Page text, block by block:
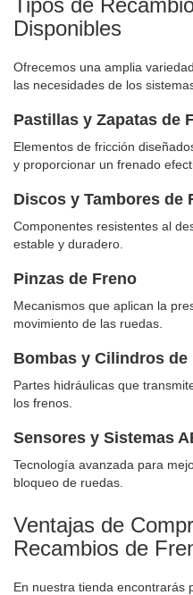
Disponibles
Ofrecemos una amplia
las necesidades de los
Pastillas y Zapatas de
Elementos de fricción
y proporcionar un frenado
Discos y Tambores de
Componentes resistentes al
estable y duradero.
Pinzas de Freno
Mecanismos que aplican la
movimiento de las ruedas.
Bombas y Cilindros de
Partes hidráulicas que
los frenos.
Sensores y Sistemas
Tecnología avanzada para
bloqueo de ruedas.
Ventajas de
Recambios de
En nuestra tienda encontrarás